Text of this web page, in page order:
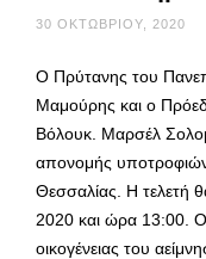
30 ΟΚΤΩΒΡΊΟΥ, 2020
Ο Πρύτανης του
Μαμούρης και ο
Βόλουκ. Μαρσέλ
απονομής υποτροφιών
Θεσσαλίας. Η τελετή
2020 και ώρα 13:00. Οι
οικογένειας του